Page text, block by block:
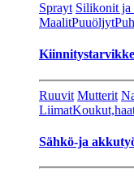
Sprayt Silikonit ja
MaalitPuuöljyt
Ruuvit Mutterit
Liimat
Sähkö-ja